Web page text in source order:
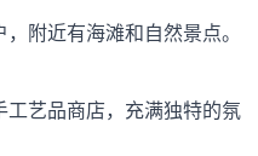
附近有海滩和自然景点。
工艺品商店，充满独特的氛